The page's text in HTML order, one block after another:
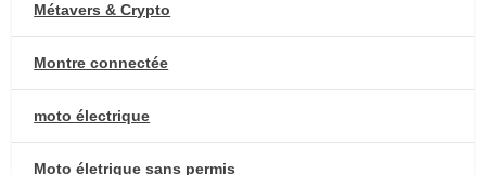
Métavers & Crypto
Montre connectée
moto électrique
Moto életrique sans permis